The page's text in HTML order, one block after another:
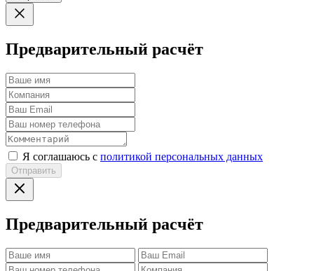
Предварительный расчёт
Я соглашаюсь с политикой персональных данных
Отправить
Предварительный расчёт